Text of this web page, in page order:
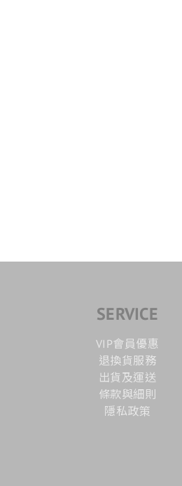
SERVICE
VIP會員優惠
退換貨服務
出貨及運送
條款與細則
隱私政策